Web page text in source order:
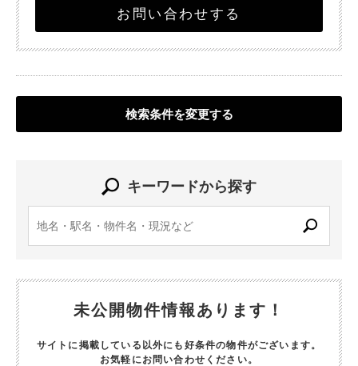
お問い合わせする
検索条件を変更する
キーワードから探す
未公開物件情報あります！
サイトに掲載している以外にも好条件の物件がございます。
お気軽にお問い合わせください。